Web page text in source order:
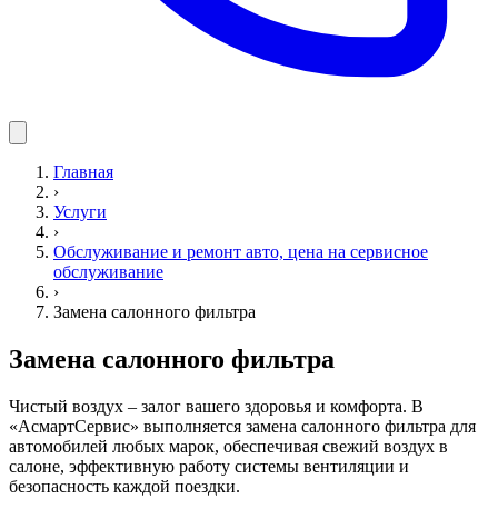
Главная
›
Услуги
›
Обслуживание и ремонт авто, цена на сервисное
обслуживание
›
Замена салонного фильтра
Замена салонного фильтра
Чистый воздух – залог вашего здоровья и комфорта. В
«АсмартСервис» выполняется замена салонного фильтра для
автомобилей любых марок, обеспечивая свежий воздух в
салоне, эффективную работу системы вентиляции и
безопасность каждой поездки.